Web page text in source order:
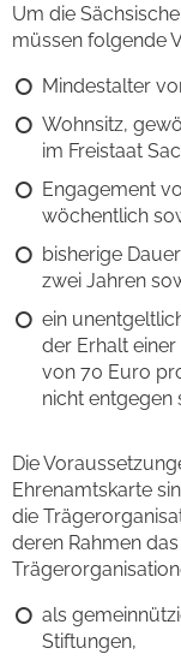
Um die
müssen folgende
Mindestalter
Wohnsitz,
im Freistaat
Engagement
wöchentlich
bisherige
zwei Jahren
ein
der Erhalt
von 70 Euro
nicht entgegen
Die
Ehrenamtskarte
die
deren Rahmen
als
Stiftungen,